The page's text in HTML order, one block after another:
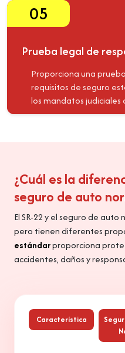
05
Prueba legal de
Proporciona una
requisitos de seguro
los mandatos judiciales
¿Cuál es la
seguro de auto
El SR-22 y el seguro de
pero tienen diferentes
estándarproporciona
accidentes, daños y
Característica